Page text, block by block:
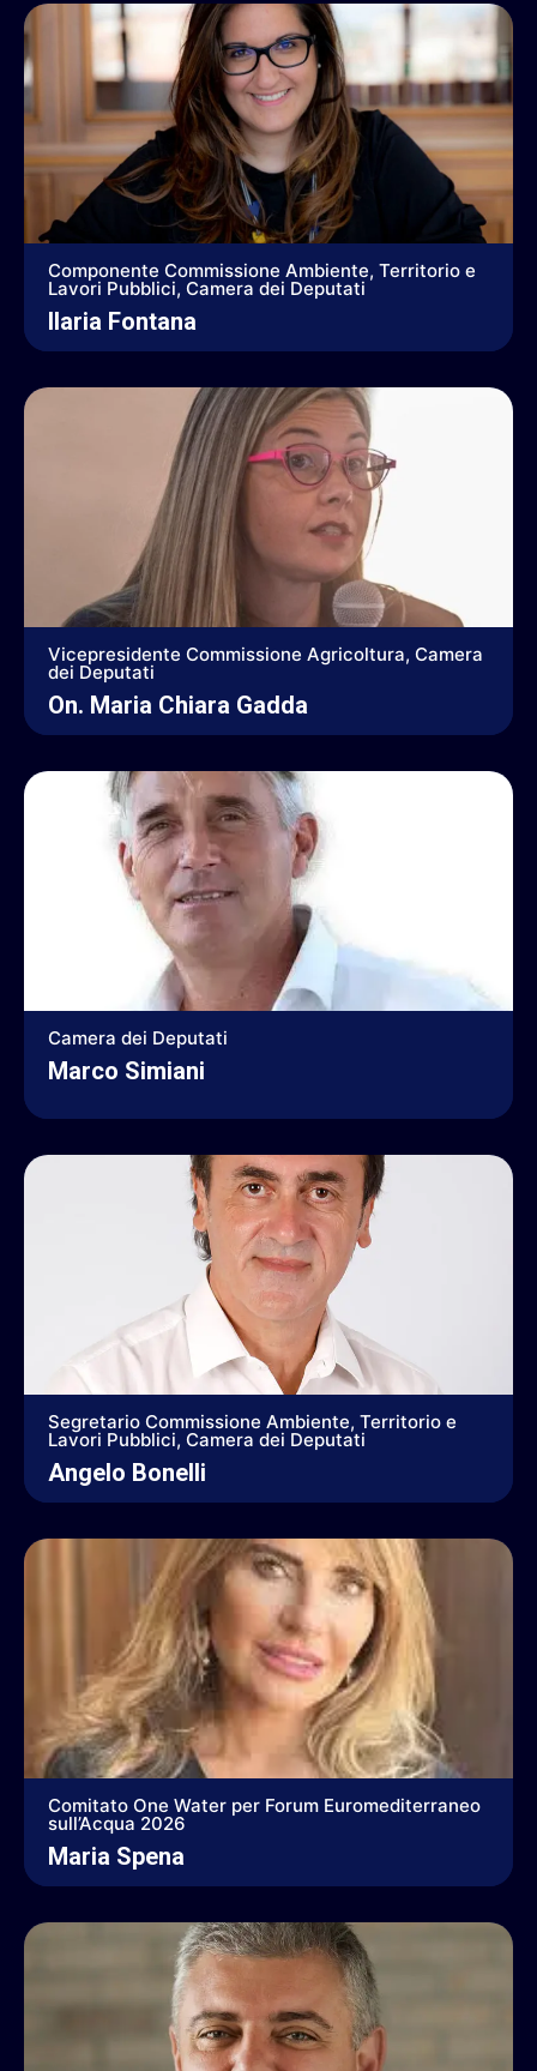
Componente Commissione Ambiente, Territorio e
Lavori Pubblici, Camera dei Deputati
Ilaria Fontana
Vicepresidente Commissione Agricoltura, Camera
dei Deputati
On. Maria Chiara Gadda
Camera dei Deputati
Marco Simiani
Segretario Commissione Ambiente, Territorio e
Lavori Pubblici, Camera dei Deputati
Angelo Bonelli
Comitato One Water per Forum Euromediterraneo
sull’Acqua 2026
Maria Spena